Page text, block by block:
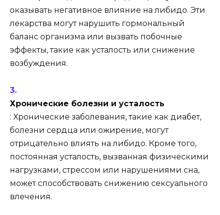
оказывать негативное влияние на либидо. Эти
лекарства могут нарушить гормональный
баланс организма или вызвать побочные
эффекты, такие как усталость или снижение
возбуждения.
Хронические болезни и усталость
: Хронические заболевания, такие как диабет,
болезни сердца или ожирение, могут
отрицательно влиять на либидо. Кроме того,
постоянная усталость, вызванная физическими
нагрузками, стрессом или нарушениями сна,
может способствовать снижению сексуального
влечения.